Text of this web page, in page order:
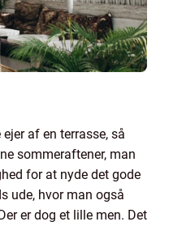
af en terrasse, så
sommeraftener, man
for at nyde det gode
ude, hvor man også
er dog et lille men. Det